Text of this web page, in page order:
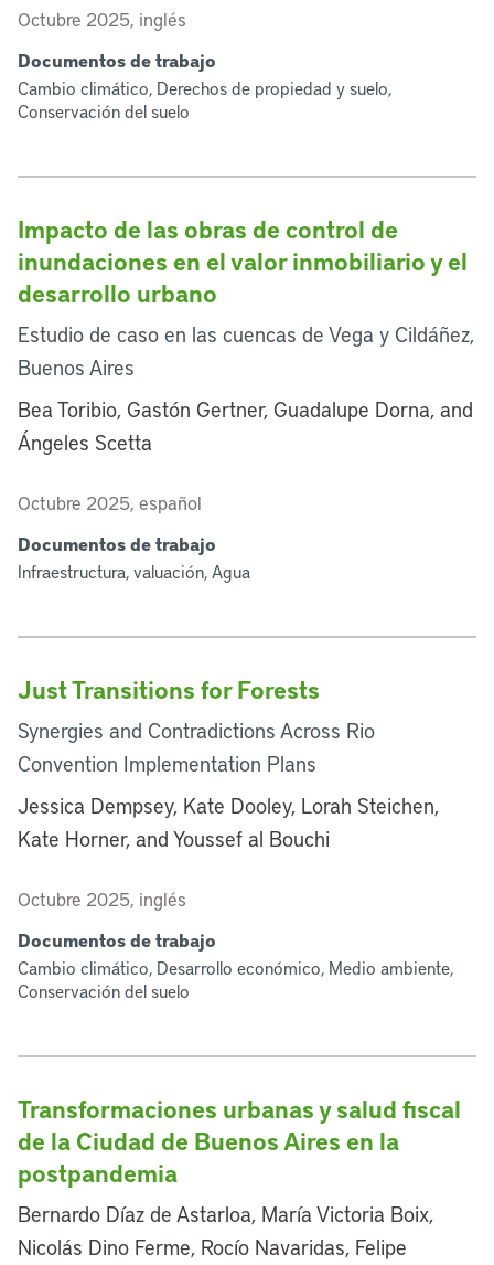
Octubre 2025, inglés
Documentos de trabajo
Cambio climático, Derechos de propiedad y suelo,
Conservación del suelo
Impacto de las obras de control de
inundaciones en el valor inmobiliario y el
desarrollo urbano
Estudio de caso en las cuencas de Vega y Cildáñez,
Buenos Aires
Bea Toribio, Gastón Gertner, Guadalupe Dorna, and
Ángeles Scetta
Octubre 2025, español
Documentos de trabajo
Infraestructura, valuación, Agua
Just Transitions for Forests
Synergies and Contradictions Across Rio
Convention Implementation Plans
Jessica Dempsey, Kate Dooley, Lorah Steichen,
Kate Horner, and Youssef al Bouchi
Octubre 2025, inglés
Documentos de trabajo
Cambio climático, Desarrollo económico, Medio ambiente,
Conservación del suelo
Transformaciones urbanas y salud fiscal
de la Ciudad de Buenos Aires en la
postpandemia
Bernardo Díaz de Astarloa, María Victoria Boix,
Nicolás Dino Ferme, Rocío Navaridas, Felipe